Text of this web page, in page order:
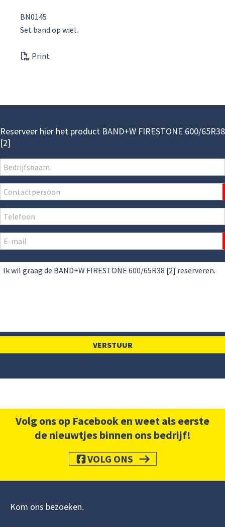
BN0145
Set band op wiel.
Print
Reserveer hier het product BAND+W FIRESTONE 600/65R38
[2]
Volg ons op Facebook en weet als eerste
de nieuwtjes binnen ons bedrijf!
VOLG ONS
Kom ons bezoeken